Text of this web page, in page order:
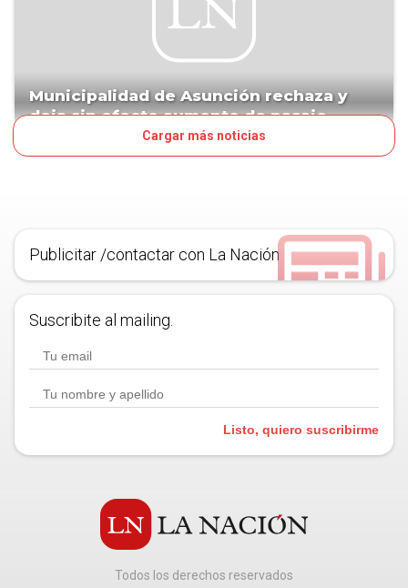
Municipalidad de Asunción rechaza y
deja sin efecto aumento de pasaje
Cargar más noticias
Publicitar /contactar con La Nación
Suscribite al mailing.
Listo, quiero suscribirme
Todos los derechos reservados